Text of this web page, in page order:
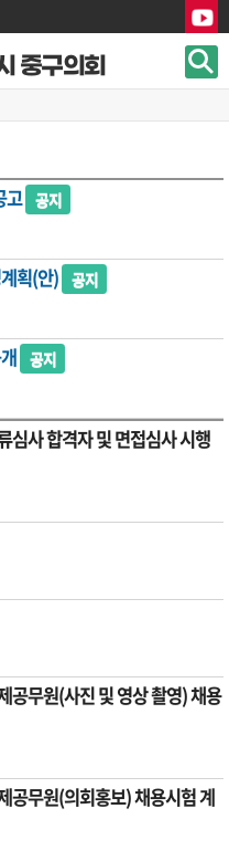
중구의회
고 공지
획(안) 공지
공지
심사 합격자 및 면접심사 시행
공무원(사진 및 영상 촬영) 채용
공무원(의회홍보) 채용시험 계